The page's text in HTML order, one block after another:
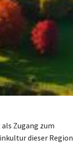
Zugang zum
dieser Region